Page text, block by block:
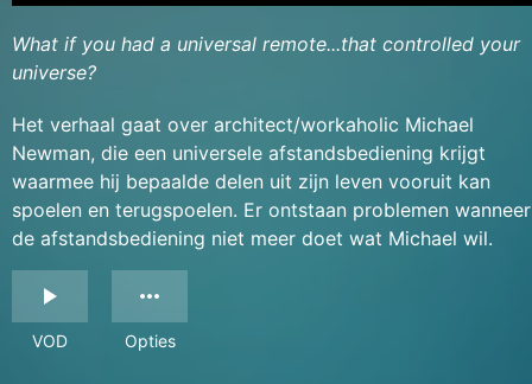
What if you had a universal remote...that controlled your
universe?
Het verhaal gaat over architect/workaholic Michael
Newman, die een universele afstandsbediening krijgt
waarmee hij bepaalde delen uit zijn leven vooruit kan
spoelen en terugspoelen. Er ontstaan problemen wanneer
de afstandsbediening niet meer doet wat Michael wil.
VOD Opties